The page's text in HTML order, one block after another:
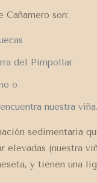
son:
del Pimpollar
o
nuestra viña.
sedimentaria
elevadas (nuestra
y tienen una